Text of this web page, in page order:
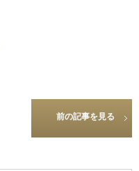
前の記事を見る